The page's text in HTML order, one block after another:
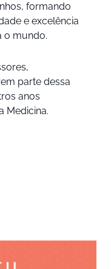
formando
e excelência
o mundo.
parte dessa
anos
Medicina.